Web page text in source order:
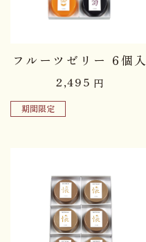
フルーツゼリー 6個入
2,495 円
期間限定